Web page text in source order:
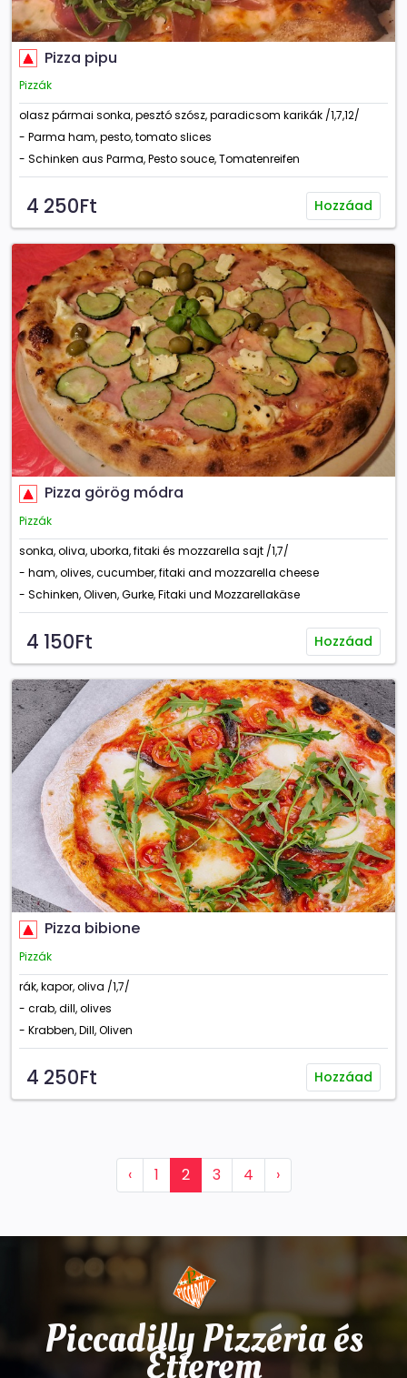
Pizza pipu
Pizzák
olasz pármai sonka, pesztó szósz, paradicsom karikák /1,7,12/
- Parma ham, pesto, tomato slices
- Schinken aus Parma, Pesto souce, Tomatenreifen
4 250Ft Hozzáad
Pizza görög módra
Pizzák
sonka, oliva, uborka, fitaki és mozzarella sajt /1,7/
- ham, olives, cucumber, fitaki and mozzarella cheese
- Schinken, Oliven, Gurke, Fitaki und Mozzarellakäse
4 150Ft Hozzáad
Pizza bibione
Pizzák
rák, kapor, oliva /1,7/
- crab, dill, olives
- Krabben, Dill, Oliven
4 250Ft Hozzáad
‹ 1 2 3 4 ›
Piccadilly Pizzéria és
Étterem